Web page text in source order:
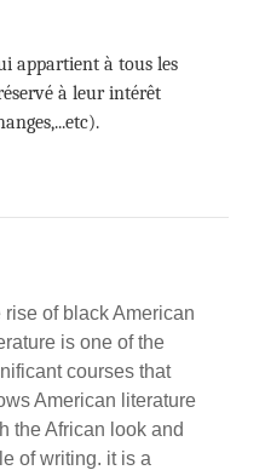
appartient à tous les
à leur intérêt
rise of black American
is one of the
courses that
American literature
the African look and
of writing. it is a